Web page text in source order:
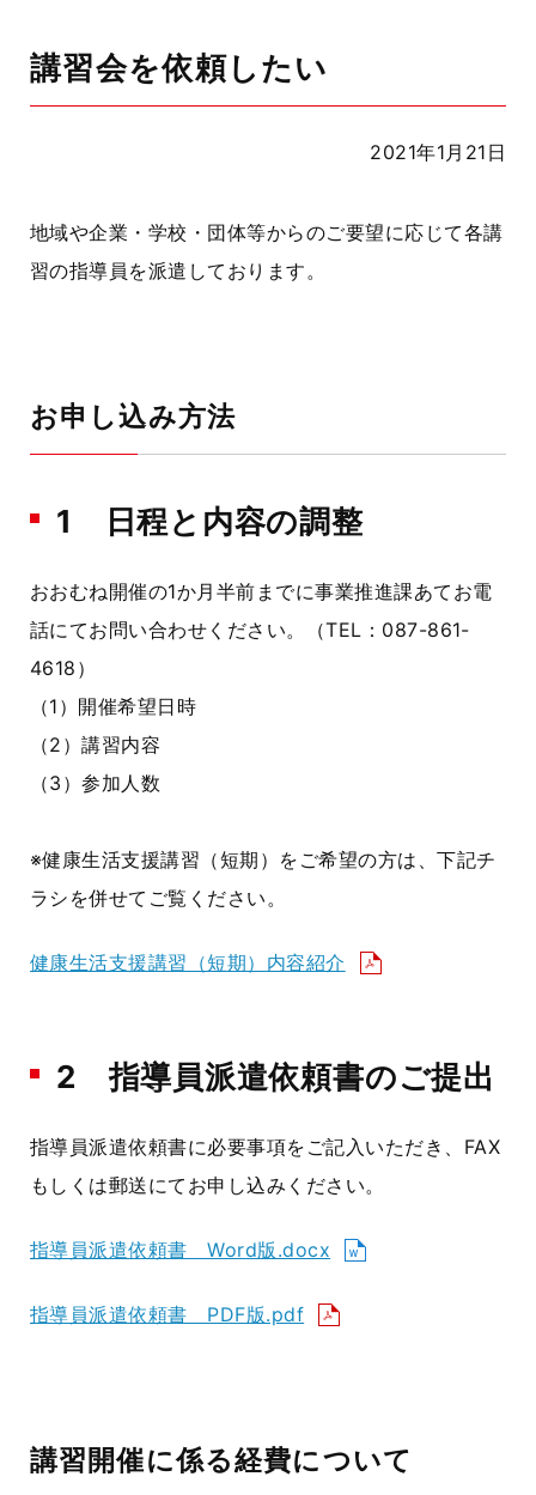
講習会を依頼したい
2021年1月21日
地域や企業・学校・団体等からのご要望に応じて各講
習の指導員を派遣しております。
お申し込み方法
1 日程と内容の調整
おおむね開催の1か月半前までに事業推進課あてお電
話にてお問い合わせください。（TEL：087-861-
4618）
（1）開催希望日時
（2）講習内容
（3）参加人数
※健康生活支援講習（短期）をご希望の方は、下記チ
ラシを併せてご覧ください。
健康生活支援講習（短期）内容紹介
2 指導員派遣依頼書のご提出
指導員派遣依頼書に必要事項をご記入いただき、FAX
もしくは郵送にてお申し込みください。
指導員派遣依頼書 Word版.docx
指導員派遣依頼書 PDF版.pdf
講習開催に係る経費について